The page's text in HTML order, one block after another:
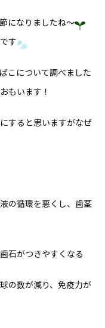
になりましたね～
す
こについて調べました
もいます！
すると思いますがなぜ
の循環を悪くし、歯茎
石がつきやすくなる
の数が減り、免疫力が